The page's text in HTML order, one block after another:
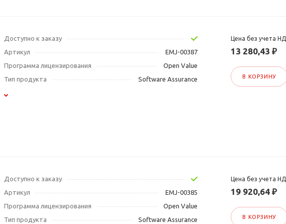
Доступно к заказу
Артикул
EMJ-00387
Программа лицензирования
Open Value
Тип продукта
Software Assurance
Цена без учета
13 280,43 ₽
В КОРЗИНУ
Доступно к заказу
Артикул
EMJ-00385
Программа лицензирования
Open Value
Тип продукта
Software Assurance
Цена без учета
19 920,64 ₽
В КОРЗИНУ